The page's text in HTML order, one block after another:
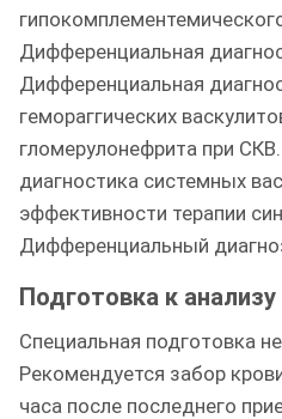
Дифференциальная
Дифференциальная
гемораггических
гломерулонефрита при
диагностика системных
эффективности терапии
Дифференциальный
Подготовка к анализу
Специальная подготовка не
Рекомендуется забор
часа после последнего